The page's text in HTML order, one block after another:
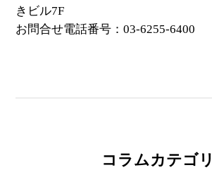
きビル7F
お問合せ電話番号：03-6255-6400
コラムカテゴリ